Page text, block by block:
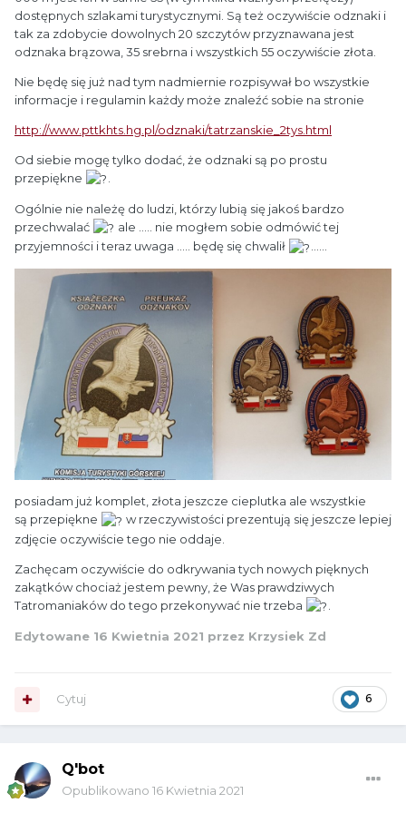
dostępnych szlakami turystycznymi. Są też oczywiście odznaki i
tak za zdobycie dowolnych 20 szczytów przyznawana jest
odznaka brązowa, 35 srebrna i wszystkich 55 oczywiście złota.
Nie będę się już nad tym nadmiernie rozpisywał bo wszystkie
informacje i regulamin każdy może znaleźć sobie na stronie
http://www.pttkhts.hg.pl/odznaki/tatrzanskie_2tys.html
Od siebie mogę tylko dodać, że odznaki są po prostu
przepiękne
Ogólnie nie należę do ludzi, którzy lubią się jakoś bardzo
przechwalać
ale ..... nie mogłem sobie odmówić tej
przyjemności i teraz uwaga ..... będę się chwalił
......
posiadam już komplet, złota jeszcze cieplutka ale wszystkie
są przepiękne
w rzeczywistości prezentują się jeszcze lepiej
zdjęcie oczywiście tego nie oddaje.
Zachęcam oczywiście do odkrywania tych nowych pięknych
zakątków chociaż jestem pewny, że Was prawdziwych
Tatromaniaków do tego przekonywać nie trzeba
Edytowane 16 Kwietnia 2021 przez Krzysiek Zd
6
Cytuj
Q'bot
Opublikowano 16 Kwietnia 2021